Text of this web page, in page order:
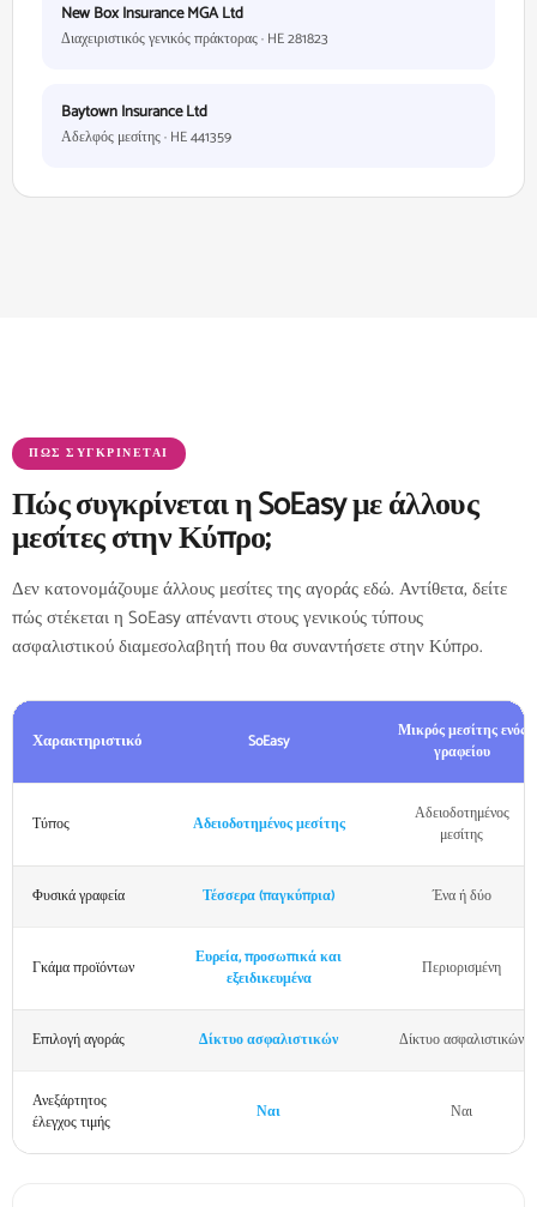
New Box Insurance MGA Ltd
Διαχειριστικός γενικός πράκτορας · HE 281823
Baytown Insurance Ltd
Αδελφός μεσίτης · HE 441359
ΠΏΣ ΣΥΓΚΡΊΝΕΤΑΙ
Πώς συγκρίνεται η SoEasy με άλλους
μεσίτες στην Κύπρο;
Δεν κατονομάζουμε άλλους μεσίτες της αγοράς εδώ. Αντίθετα, δείτε
πώς στέκεται η SoEasy απέναντι στους γενικούς τύπους
ασφαλιστικού διαμεσολαβητή που θα συναντήσετε στην Κύπρο.
Χαρακτηριστικό SoEasy
Μικρός μεσίτης ενός
γραφείου
Τύπος Αδειοδοτημένος μεσίτης
Αδειοδοτημένος
μεσίτης
Φυσικά γραφεία Τέσσερα (παγκύπρια) Ένα ή δύο
Γκάμα προϊόντων
Ευρεία, προσωπικά και
εξειδικευμένα
Περιορισμένη
Επιλογή αγοράς Δίκτυο ασφαλιστικών Δίκτυο ασφαλιστικών
Ανεξάρτητος
έλεγχος τιμής
Ναι Ναι